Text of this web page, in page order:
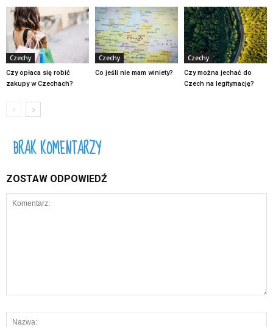
Czechy
Czy opłaca się robić
zakupy w Czechach?
Czechy
Co jeśli nie mam winiety?
Czechy
Czy można jechać do
Czech na legitymację?
BRAK KOMENTARZY
ZOSTAW ODPOWIEDŹ